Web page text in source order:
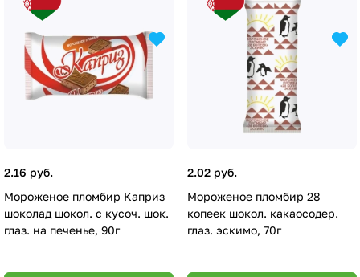
2.16 руб.
Мороженое пломбир Каприз
шоколад шокол. с кусоч. шок.
глаз. на печенье, 90г
2.02 руб.
Мороженое пломбир 28
копеек шокол. какаосодер.
глаз. эскимо, 70г